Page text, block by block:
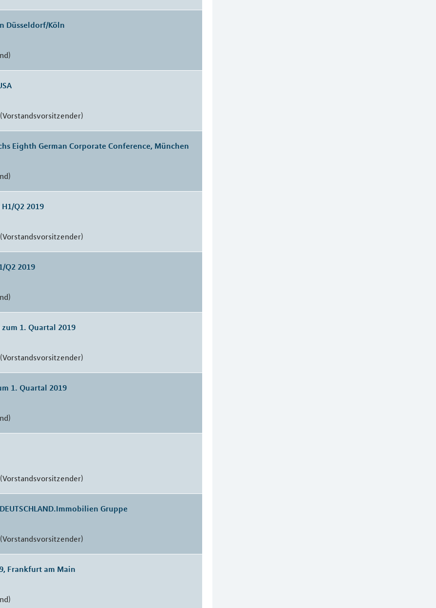
Düsseldorf/Köln
Eighth German Corporate Conference, München
Q2 2019
Q2 2019
1. Quartal 2019
1. Quartal 2019
Gruppe
Frankfurt am Main